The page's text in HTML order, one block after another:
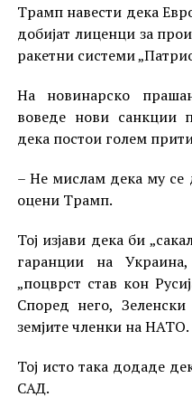
Трамп навести дека
добијат лиценци за
ракетни системи
На новинарско
воведе нови санкции
дека постои голем
– Не мислам дека му се
оцени Трамп.
Тој изјави дека би
гаранции на
„поцврст став кон
Според него,
земјите членки на НАТО.
Тој исто така додаде
САД.